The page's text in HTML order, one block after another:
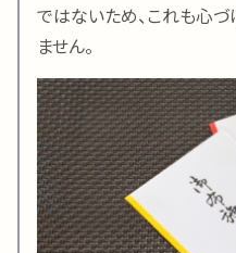
ではないため、これも心
ません。